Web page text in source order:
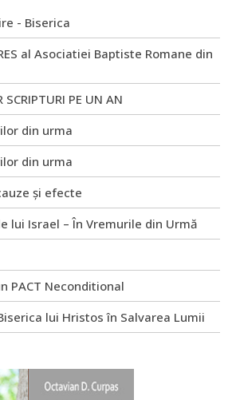
- Biserica
al Asociatiei Baptiste Romane din
SCRIPTURI PE UN AN
din urma
din urma
și efecte
lui Israel – În Vremurile din Urmă
PACT Neconditional
lui Hristos în Salvarea Lumii